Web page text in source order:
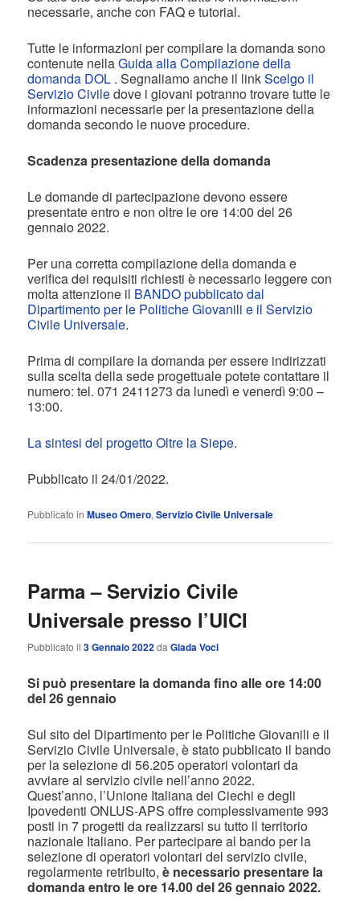
necessarie, anche con FAQ e tutorial.
Tutte le informazioni per compilare la domanda sono
contenute nellaGuida alla Compilazione della
domanda DOL . Segnaliamo anche il linkScelgo il
Servizio Civiledove i giovani potranno trovare tutte le
informazioni necessarie per la presentazione della
domanda secondo le nuove procedure.
Scadenza presentazione della domanda
Le domande di partecipazione devono essere
presentate entro e non oltre le ore 14:00 del 26
gennaio 2022.
Per una corretta compilazione della domanda e
verifica dei requisiti richiesti è necessario leggere con
molta attenzione il BANDO pubblicato dal
Dipartimento per le Politiche Giovanili e il Servizio
Civile Universale.
Prima di compilare la domanda per essere indirizzati
sulla scelta della sede progettuale potete contattare il
numero: tel. 071 2411273 da lunedì e venerdì 9:00 –
13:00.
La sintesi del progetto Oltre la Siepe.
Pubblicato il 24/01/2022.
Pubblicato in Museo Omero,Servizio Civile Universale
Parma – Servizio Civile
Universale presso l’UICI
Pubblicato il3 Gennaio 2022daGiada Voci
Si può presentare la domanda fino alle ore 14:00
del 26 gennaio
Sul sito del Dipartimento per le Politiche Giovanili e il
Servizio Civile Universale, è stato pubblicato il bando
per la selezione di 56.205 operatori volontari da
avviare al servizio civile nell’anno 2022.
Quest’anno, l’Unione Italiana dei Ciechi e degli
Ipovedenti ONLUS-APS offre complessivamente 993
posti in 7 progetti da realizzarsi su tutto il territorio
nazionale Italiano. Per partecipare al bando per la
selezione di operatori volontari del servizio civile,
regolarmente retribuito,è necessario presentare la
domanda entro le ore 14.00 del 26 gennaio 2022.